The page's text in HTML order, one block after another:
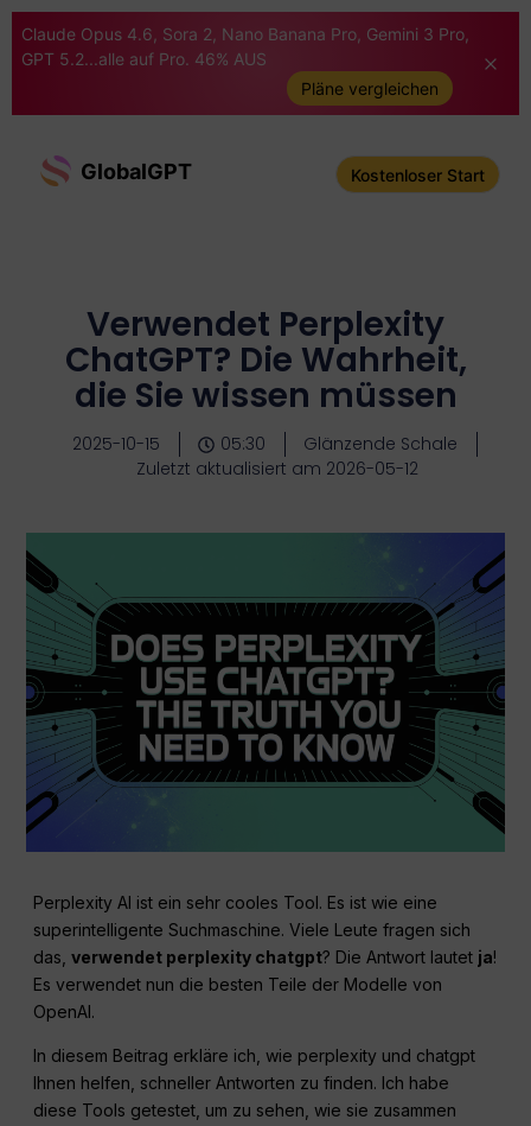
Claude Opus 4.6, Sora 2, Nano Banana Pro, Gemini 3 Pro,
GPT 5.2...alle auf Pro. 46% AUS
Pläne vergleichen
GlobalGPT Kostenloser Start
Verwendet Perplexity
ChatGPT? Die Wahrheit,
die Sie wissen müssen
2025-10-15 05:30
Glänzende Schale
Zuletzt aktualisiert am 2026-05-12
Perplexity AI ist ein sehr cooles Tool. Es ist wie eine
superintelligente Suchmaschine. Viele Leute fragen sich
das,verwendet perplexity chatgpt? Die Antwort lautet ja!
Es verwendet nun die besten Teile der Modelle von
OpenAI.
In diesem Beitrag erkläre ich, wie perplexity und chatgpt
Ihnen helfen, schneller Antworten zu finden. Ich habe
diese Tools getestet, um zu sehen, wie sie zusammen